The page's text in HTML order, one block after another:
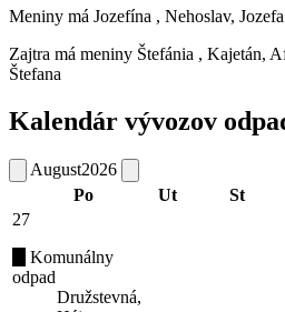
Meniny má Jozefína , Nehoslav, Jozefa
Zajtra má meniny Štefánia , Kajetán,
Štefana
Kalendár vývozov
August2026
Po
Ut St
27
Komunálny
odpad
Družstevná,